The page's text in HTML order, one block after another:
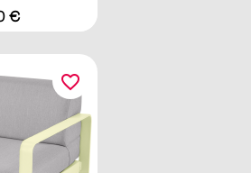
€
favorite_border